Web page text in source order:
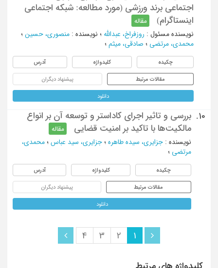
اجتماعی برند ورزشی (مورد مطالعه: شبکه اجتماعی
اینستاگرام)
مقاله
نویسنده مسئول : روزفراخ، عبدالله ؛ نویسنده : منصوری، حسین ؛
محمدی، مرتضی ؛ صادقی، میثم ؛
چکیده کلیدواژه آدرس
مقالات مرتبط پیشنهاد دیگران
دانلود
10.
بررسی و تاثیر اجرای کاداستر و توسعه آن بر انواع
مالکیت‌ها با تاکید بر امنیت قضایی
مقاله
نویسنده : جزایری، سیده طاهره ؛ جزایری، سید عباس ؛ محمدی،
مرتضی ؛
چکیده کلیدواژه آدرس
مقالات مرتبط پیشنهاد دیگران
دانلود
1
2
3
4
کلیدواژه های مرتبط